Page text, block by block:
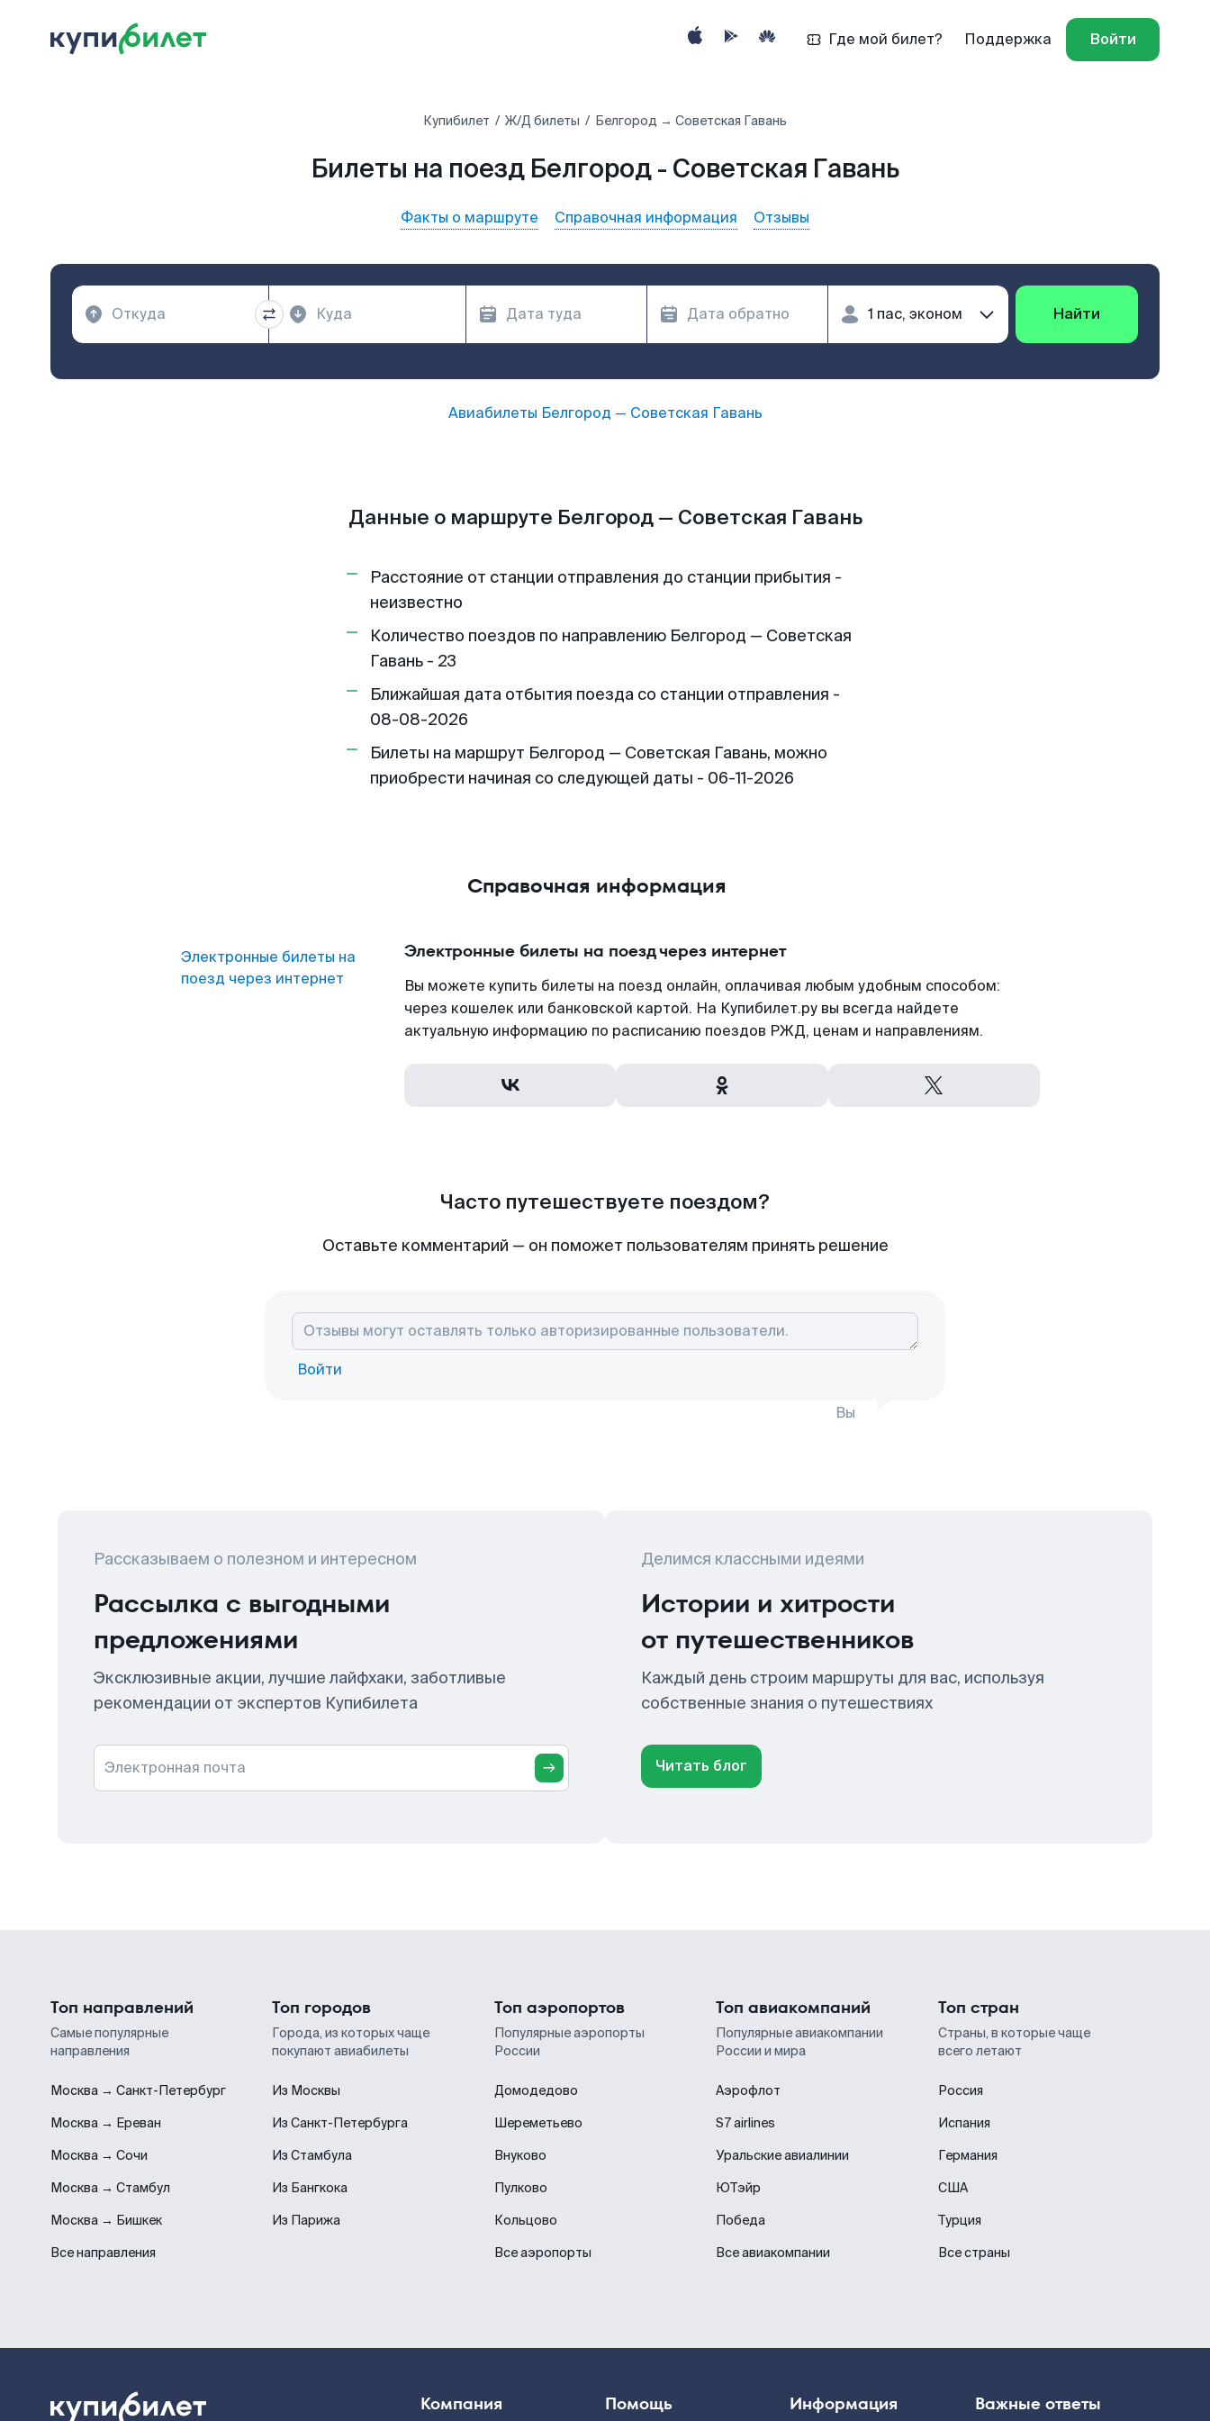
Где мой билет? Поддержка Войти
Купибилет Ж/Д билеты Белгород → Советская Гавань
Билеты на поезд Белгород - Советская Гавань
Факты о маршруте Справочная информация Отзывы
Найти
Авиабилеты Белгород — Советская Гавань
Данные о маршруте Белгород — Советская Гавань
Расстояние от станции отправления до станции прибытия -
неизвестно
Количество поездов по направлению Белгород — Советская
Гавань - 23
Ближайшая дата отбытия поезда со станции отправления -
08-08-2026
Билеты на маршрут Белгород — Советская Гавань, можно
приобрести начиная со следующей даты - 06-11-2026
Справочная информация
Электронные билеты на
поезд через интернет
Электронные билеты на поезд через интернет
Вы можете купить билеты на поезд онлайн, оплачивая любым удобным способом:
через кошелек или банковской картой. На Купибилет.ру вы всегда найдете
актуальную информацию по расписанию поездов РЖД, ценам и направлениям.
Часто путешествуете поездом?
Оставьте комментарий — он поможет пользователям принять решение
Войти
Вы
Рассказываем о полезном и интересном
Рассылка с выгодными
предложениями
Эксклюзивные акции, лучшие лайфхаки, заботливые
рекомендации от экспертов Купибилета
Электронная почта
Делимся классными идеями
Истории и хитрости
от путешественников
Каждый день строим маршруты для вас, используя
собственные знания о путешествиях
Читать блог
Топ направлений
Самые популярные
направления
Москва → Санкт-Петербург
Москва → Ереван
Москва → Сочи
Москва → Стамбул
Москва → Бишкек
Все направления
Топ городов
Города, из которых чаще
покупают авиабилеты
Из Москвы
Из Санкт-Петербурга
Из Стамбула
Из Бангкока
Из Парижа
Топ аэропортов
Популярные аэропорты
России
Домодедово
Шереметьево
Внуково
Пулково
Кольцово
Все аэропорты
Топ авиакомпаний
Популярные авиакомпании
России и мира
Аэрофлот
S7 airlines
Уральские авиалинии
ЮТэйр
Победа
Все авиакомпании
Топ стран
Страны, в которые чаще
всего летают
Россия
Испания
Германия
США
Турция
Все страны
Компания Помощь Информация Важные ответы